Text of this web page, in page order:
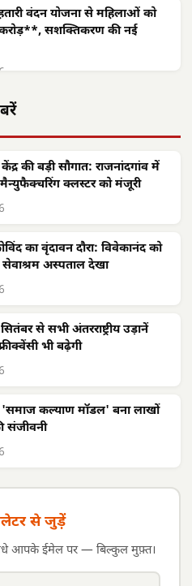
वंदन योजना से महिलाओं को
सशक्तिकरण की नई
की बड़ी सौगात: राजनांदगांव में
मैन्युफैक्चरिंग क्लस्टर को मंजूरी
कोविंद का वृंदावन दौरा: विवेकानंद को
सेवाश्रम अस्पताल देखा
से सभी अंतरराष्ट्रीय उड़ानें
भी बढ़ेगी
'समाज कल्याण मॉडल' बना लाखों
संजीवनी
से जुड़ें
आपके ईमेल पर — बिल्कुल मुफ़्त।